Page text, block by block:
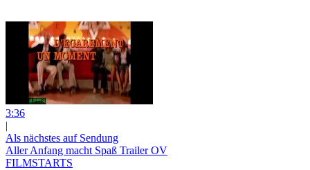
3:36
|
Als nächstes auf Sendung
Aller Anfang macht Spaß Trailer OV
FILMSTARTS